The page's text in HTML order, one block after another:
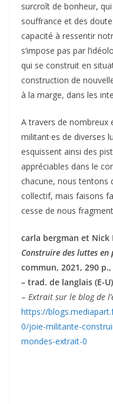
surcroît de bonheur,
souffrance et des
capacité à ressentir
s’impose pas par
qui se construit en
construction de
à la marge, dans les
A travers de nombreux
militant·es de diverses
esquissent ainsi des
appréciables dans le
chacune, nous tentons
collectif, mais faisons
cesse de nous
carla bergman et
Construire des luttes en
commun, 2021, 290 p.,
– trad. de langlais (E-
– Extrait sur le blog de
https://
0/joie-militante-
mondes-extrait-0